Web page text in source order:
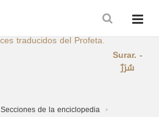
Surar. -
سُرَرٌ
Secciones de la enciclopedia